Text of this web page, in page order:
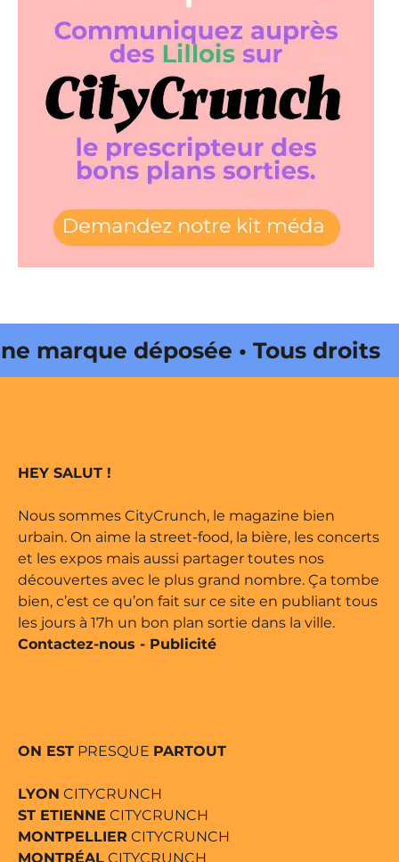
déposée • Tous droits
édité par Buena Onda Web •
HEY SALUT !
Nous sommes CityCrunch, le magazine bien
urbain. On aime la street-food, la bière, les concerts
et les expos mais aussi partager toutes nos
découvertes avec le plus grand nombre. Ça tombe
bien, c’est ce qu’on fait sur ce site en publiant tous
les jours à 17h un bon plan sortie dans la ville.
Contactez-nous - Publicité
ON EST PRESQUE PARTOUT
LYON CITYCRUNCH
ST ETIENNE CITYCRUNCH
MONTPELLIER CITYCRUNCH
MONTRÉAL CITYCRUNCH